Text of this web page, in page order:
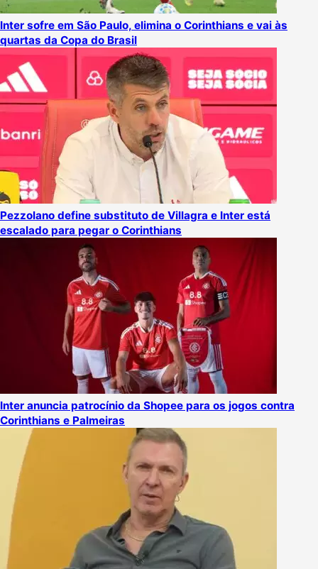
Inter sofre em São Paulo, elimina o Corinthians e vai às
quartas da Copa do Brasil
Pezzolano define substituto de Villagra e Inter está
escalado para pegar o Corinthians
Inter anuncia patrocínio da Shopee para os jogos contra
Corinthians e Palmeiras